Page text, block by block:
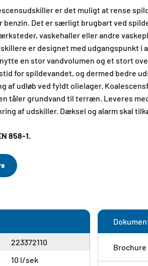
er det muligt at rense
benzin. Det er særligt brugbart ved
vaskehaller eller andre
er designet med udgangspunkt i
en stor vandvolumen og et stort
for spildevandet, og dermed bedre
af udløb ved fyldt olielager.
tåler grundvand til terræn. Leveres
af udskiller. Dæksel og alarm skal
858-1.
223372110
10 l/sek
Brochure